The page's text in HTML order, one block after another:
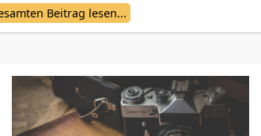
Beitrag lesen...